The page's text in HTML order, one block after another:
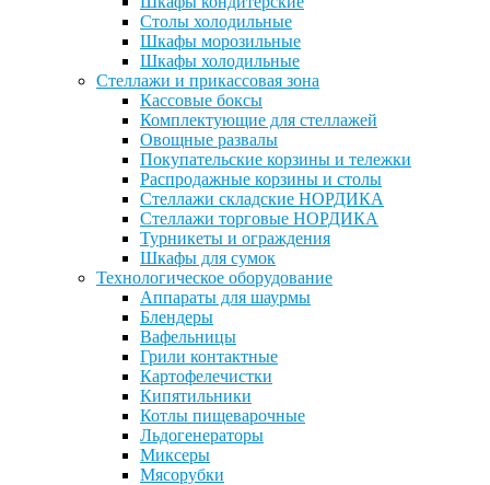
Столы холодильные
Шкафы морозильные
Шкафы холодильные
Стеллажи и прикассовая зона
Кассовые боксы
Комплектующие для стеллажей
Овощные развалы
Покупательские корзины и тележки
Распродажные корзины и столы
Стеллажи складские НОРДИКА
Стеллажи торговые НОРДИКА
Турникеты и ограждения
Шкафы для сумок
Технологическое оборудование
Аппараты для шаурмы
Блендеры
Вафельницы
Грили контактные
Картофелечистки
Кипятильники
Котлы пищеварочные
Льдогенераторы
Миксеры
Мясорубки